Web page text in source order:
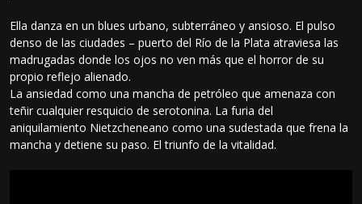
Ella danza en un blues urbano, subterráneo y ansioso. El pulso
denso de las ciudades – puerto del Río de la Plata atraviesa las
madrugadas donde los ojos no ven más que el horror de su
propio reflejo alienado.
La ansiedad como una mancha de petróleo que amenaza con
teñir cualquier resquicio de serotonina. La furia del
aniquilamiento Nietzcheneano como una sudestada que frena la
mancha y detiene su paso. El triunfo de la vitalidad.